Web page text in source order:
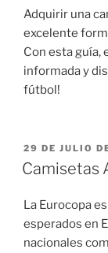
Adquirir una
excelente
Con esta guía,
informada y
fútbol!
PUBLICADO
EL
29 DE JULIO
Camisetas
La Eurocopa
esperados en
nacionales